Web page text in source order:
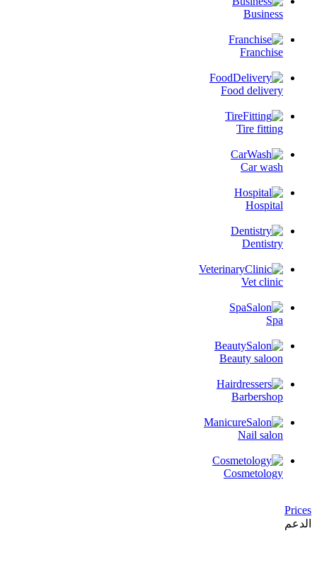
Business
Franchise
Food delivery
Tire fitting
Car wash
Hospital
Dentistry
Vet clinic
Spa
Beauty saloon
Barbershop
Nail salon
Cosmetology
Prices
الدعم